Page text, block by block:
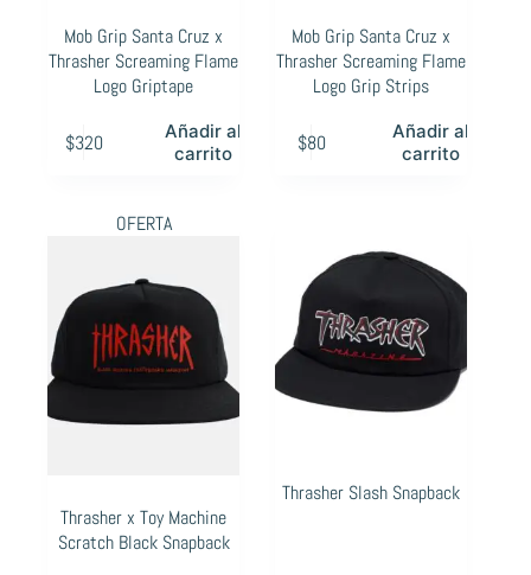
Mob Grip Santa Cruz x
Thrasher Screaming Flame
Logo Griptape
$320
Añadir al
carrito
Mob Grip Santa Cruz x
Thrasher Screaming Flame
Logo Grip Strips
$80
Añadir al
carrito
OFERTA
Thrasher x Toy Machine
Scratch Black Snapback
Thrasher Slash Snapback